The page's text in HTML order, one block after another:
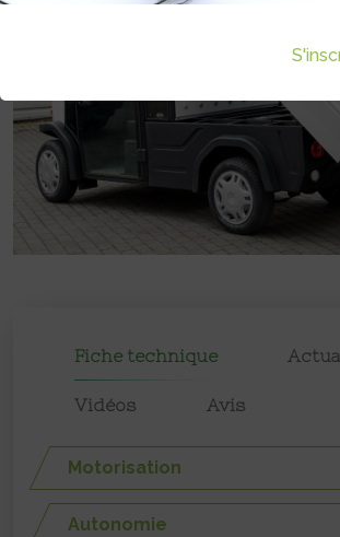
Fiche technique
Vidéos Avis
Motorisation
Autonomie